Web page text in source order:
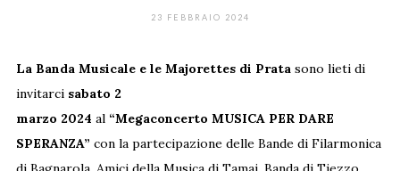
23 FEBBRAIO 2024
La Banda Musicale e le Majorettes di Pratasono lieti di
invitarci sabato 2
marzo 2024 al “Megaconcerto MUSICA PER DARE
SPERANZA” con la partecipazione delle Bande di Filarmonica